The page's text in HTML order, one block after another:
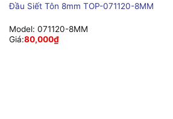
Đầu Siết Tôn 8mm TOP-071120-8MM
Model: 071120-8MM
Giá:80,000₫